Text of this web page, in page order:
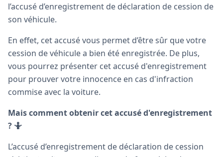
l’accusé d’enregistrement de déclaration de cession de
son véhicule.
En effet, cet accusé vous permet d’être sûr que votre
cession de véhicule a bien été enregistrée. De plus,
vous pourrez présenter cet accusé d'enregistrement
pour prouver votre innocence en cas d'infraction
commise avec la voiture.
Mais comment obtenir cet accusé d'enregistrement
? 🤷
L’accusé d’enregistrement de déclaration de cession